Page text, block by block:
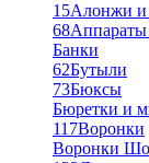
15Алонжи и
68
Банки
62Бутыли
73Бюксы
Бюретки и
117Воронки
Воронки